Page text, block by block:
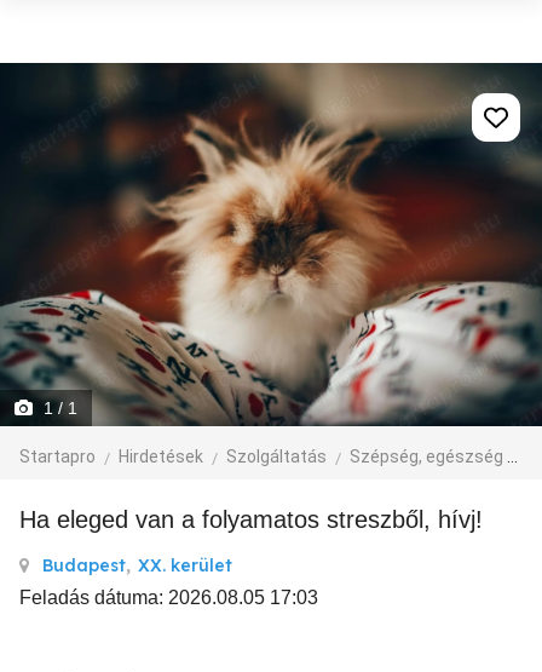
1 / 1
Startapro Hirdetések Szolgáltatás Szépség, egészség
Ha eleged van a folyamatos streszből, hívj!
Budapest, XX. kerület
Feladás dátuma: 2026.08.05 17:03